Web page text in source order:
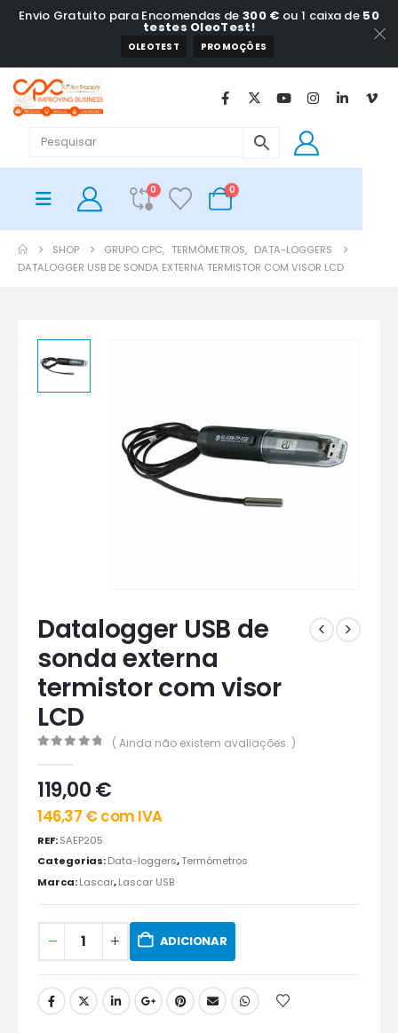
Envio Gratuito para Encomendas de 300 € ou 1 caixa de 50
testes OleoTest!
OLEOTEST PROMOÇÕES
0 0
SHOP GRUPO CPC, TERMÓMETROS, DATA-LOGGERS
DATALOGGER USB DE SONDA EXTERNA TERMISTOR COM VISOR LCD
Datalogger USB de
sonda externa
termistor com visor
LCD
( Ainda não existem avaliações. )
119,00€
146,37 €com IVA
REF:SAEP205
Categorias:Data-loggers,Termómetros
Marca:Lascar,Lascar USB
ADICIONAR